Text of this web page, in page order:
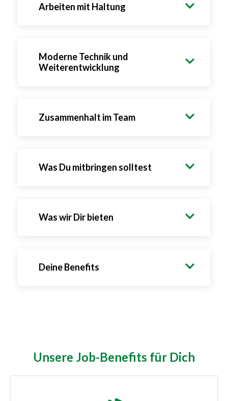
Arbeiten mit Haltung
Moderne Technik und
Weiterentwicklung
Zusammenhalt im Team
Was Du mitbringen solltest
Was wir Dir bieten
Deine Benefits
Unsere Job-Benefits für Dich